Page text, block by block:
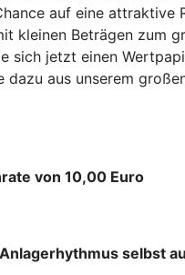
auf eine attraktive
kleinen Beträgen zum
sich jetzt einen
dazu aus unserem
von 10,00 Euro
selbst